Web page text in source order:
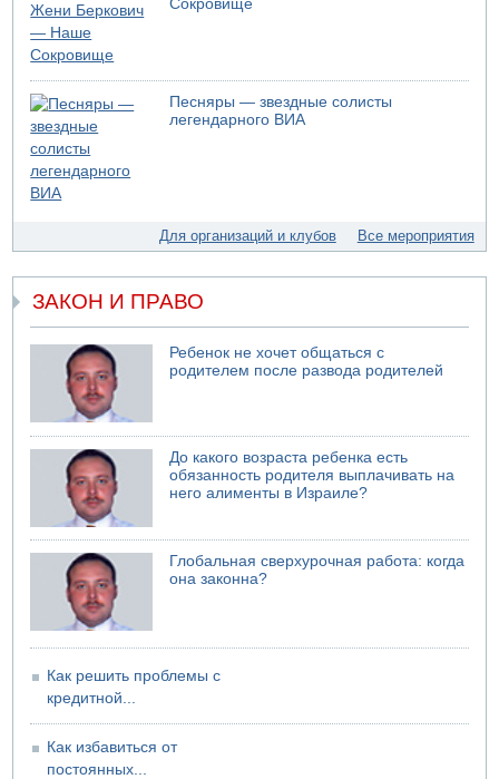
В России горят новые склады
05.08.2026 10:19
Хуситы сообщают об атаке по Саудовскому танкеру
Левые активисты пытались ворваться в офис
"Религиозного сионизма"
05.08.2026 06:42
В Дубае поднимается дым над портом
Еще один меморандум для Ирана
Сокровище
Песняры — звездные солисты
легендарного ВИА
Для организаций и клубов Все мероприятия
ЗАКОН И ПРАВО
Ребенок не хочет общаться с
родителем после развода родителей
До какого возраста ребенка есть
обязанность родителя выплачивать на
него алименты в Израиле?
Глобальная сверхурочная работа: когда
она законна?
Как решить проблемы с
кредитной...
Как избавиться от
постоянных...